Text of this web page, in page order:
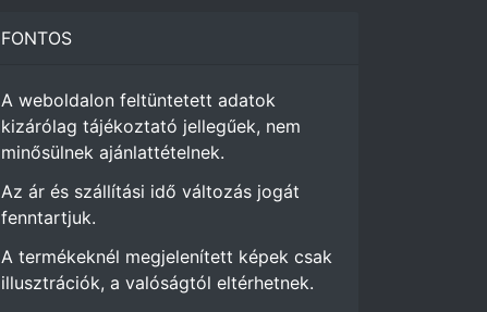
FONTOS
A weboldalon feltüntetett adatok
kizárólag tájékoztató jellegűek, nem
minősülnek ajánlattételnek.
Az ár és szállítási idő változás jogát
fenntartjuk.
A termékeknél megjelenített képek csak
illusztrációk, a valóságtól eltérhetnek.